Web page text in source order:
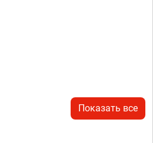
Показать все